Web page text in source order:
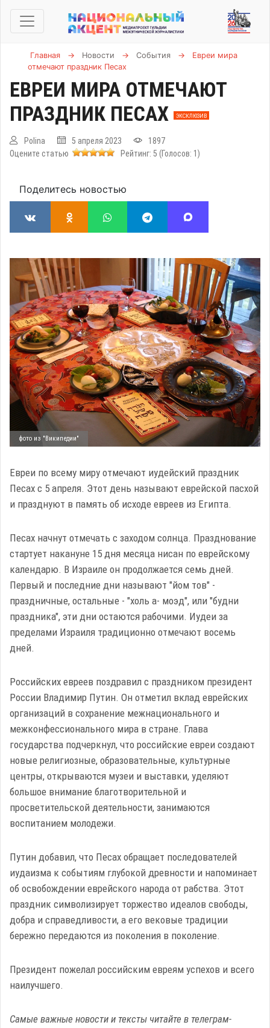
Главная → Новости → События →
Евреи мира
отмечают праздник Песах
ЕВРЕИ МИРА ОТМЕЧАЮТ
ПРАЗДНИК ПЕСАХ
ЭКСКЛЮЗИВ
Polina 5 апреля 2023
1897
Оцените статью
Рейтинг: 5 (Голосов: 1 )
Поделитесь новостью
фото из "Википедии"
Евреи по всему миру отмечают иудейский праздник
Песах с 5 апреля. Этот день называют еврейской пасхой
и празднуют в память об исходе евреев из Египта.
Песах начнут отмечать с заходом солнца. Празднование
стартует накануне 15 дня месяца нисан по еврейскому
календарю. В Израиле он продолжается семь дней.
Первый и последние дни называют "йом тов" -
праздничные, остальные - "холь а- моэд", или "будни
праздника", эти дни остаются рабочими. Иудеи за
пределами Израиля традиционно отмечают восемь
дней.
Российских евреев поздравил с праздником президент
России Владимир Путин. Он отметил вклад еврейских
организаций в сохранение межнационального и
межконфессионального мира в стране. Глава
государства подчеркнул, что российские евреи создают
новые религиозные, образовательные, культурные
центры, открываются музеи и выставки, уделяют
большое внимание благотворительной и
просветительской деятельности, занимаются
воспитанием молодежи.
Путин добавил, что Песах обращает последователей
иудаизма к событиям глубокой древности и напоминает
об освобождении еврейского народа от рабства. Этот
праздник символизирует торжество идеалов свободы,
добра и справедливости, а его вековые традиции
бережно передаются из поколения в поколение.
Президент пожелал российским евреям успехов и всего
наилучшего.
Самые важные новости и тексты читайте в телеграм-